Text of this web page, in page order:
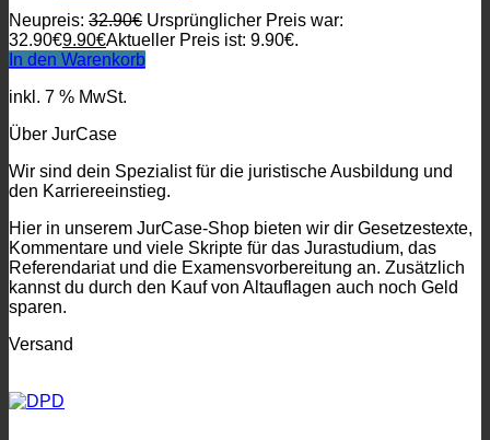
Neupreis: 32.90€ Ursprünglicher Preis war:
32.90€9.90€Aktueller Preis ist: 9.90€.
In den Warenkorb
inkl. 7 % MwSt.
Über JurCase
Wir sind dein Spezialist für die juristische Ausbildung und
den Karriereeinstieg.
Hier in unserem JurCase-Shop bieten wir dir Gesetzestexte,
Kommentare und viele Skripte für das Jurastudium, das
Referendariat und die Examensvorbereitung an. Zusätzlich
kannst du durch den Kauf von Altauflagen auch noch Geld
sparen.
Versand